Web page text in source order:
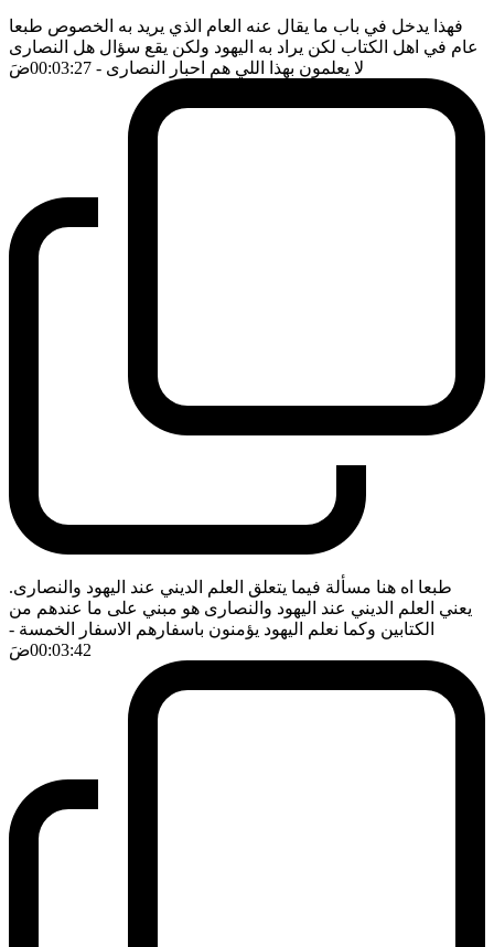
فهذا يدخل في باب ما يقال عنه العام الذي يريد به الخصوص طبعا
عام في اهل الكتاب لكن يراد به اليهود ولكن يقع سؤال هل النصارى
لا يعلمون بهذا اللي هم احبار النصارى - 00:03:27 ضَ
طبعا اه هنا مسألة فيما يتعلق العلم الديني عند اليهود والنصارى.
يعني العلم الديني عند اليهود والنصارى هو مبني على ما عندهم من
الكتابين وكما نعلم اليهود يؤمنون باسفارهم الاسفار الخمسة -
00:03:42ضَ